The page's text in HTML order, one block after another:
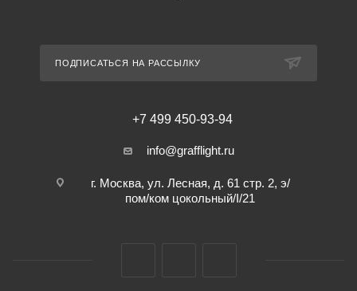
ПОДПИСАТЬСЯ НА РАССЫЛКУ
+7 499 450-93-94
info@grafflight.ru
г. Москва, ул. Лесная, д. 61 стр. 2, э/
пом/ком цокольный/I/21